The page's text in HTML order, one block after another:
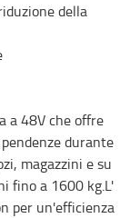
della
a 48V che offre
durante
magazzini e su
fino a 1600 kg.L'
per un'efficienza